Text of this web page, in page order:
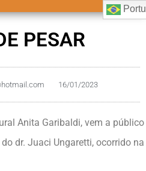
PESAR
16/01/2023
Anita Garibaldi, vem a público
dr. Juaci Ungaretti, ocorrido na